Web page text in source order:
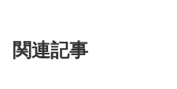
関連記事